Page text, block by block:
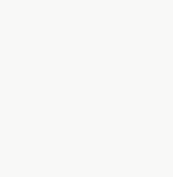
Публикацию